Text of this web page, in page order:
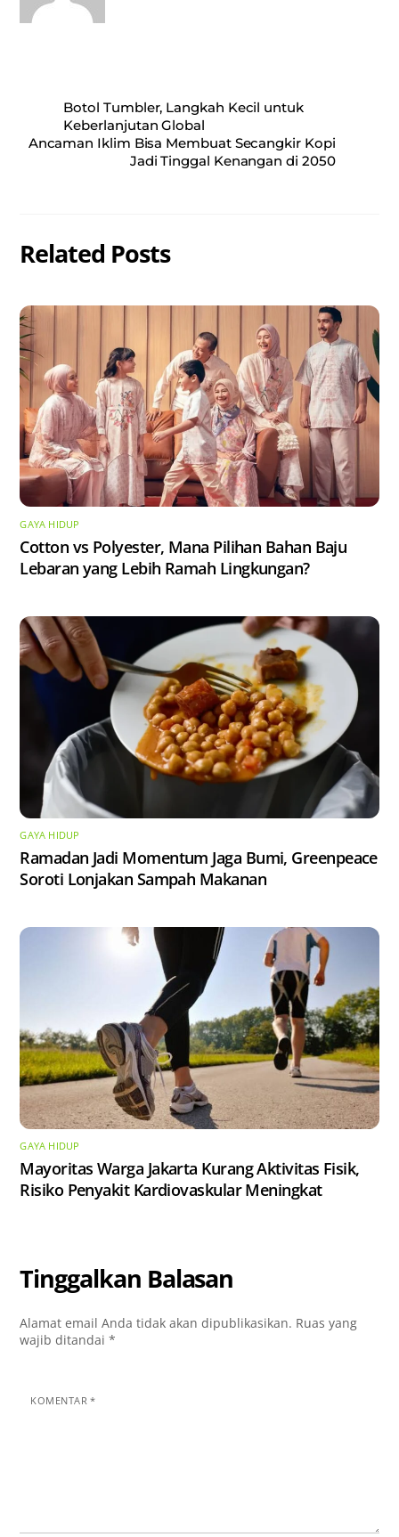
Botol Tumbler, Langkah Kecil untuk
Keberlanjutan Global
Ancaman Iklim Bisa Membuat Secangkir Kopi
Jadi Tinggal Kenangan di 2050
Related Posts
GAYA HIDUP
Cotton vs Polyester, Mana Pilihan Bahan Baju
Lebaran yang Lebih Ramah Lingkungan?
GAYA HIDUP
Ramadan Jadi Momentum Jaga Bumi, Greenpeace
Soroti Lonjakan Sampah Makanan
GAYA HIDUP
Mayoritas Warga Jakarta Kurang Aktivitas Fisik,
Risiko Penyakit Kardiovaskular Meningkat
Tinggalkan Balasan
Alamat email Anda tidak akan dipublikasikan. Ruas yang
wajib ditandai*
KOMENTAR*